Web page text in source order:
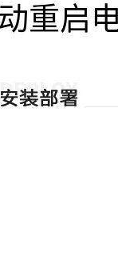
重启